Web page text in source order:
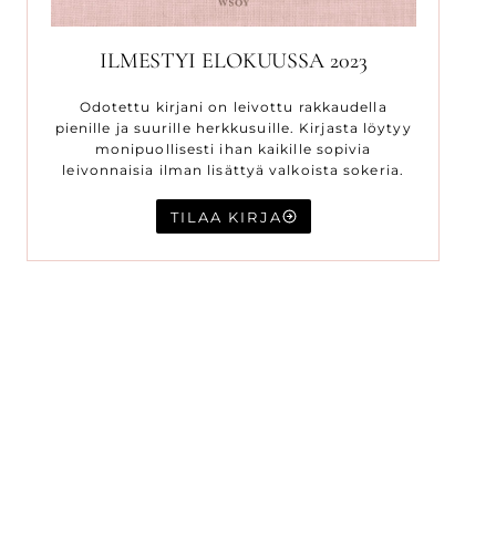
ILMESTYI ELOKUUSSA 2023
Odotettu kirjani on leivottu rakkaudella
pienille ja suurille herkkusuille. Kirjasta löytyy
monipuollisesti ihan kaikille sopivia
leivonnaisia ilman lisättyä valkoista sokeria.
TILAA KIRJA